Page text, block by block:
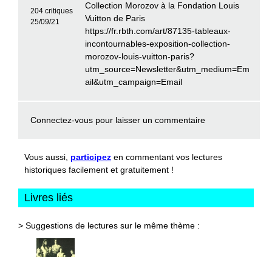
204 critiques
25/09/21
Collection Morozov à la Fondation Louis
Vuitton de Paris
https://fr.rbth.com/art/87135-tableaux-
incontournables-exposition-collection-
morozov-louis-vuitton-paris?
utm_source=Newsletter&utm_medium=Em
ail&utm_campaign=Email
Connectez-vous pour laisser un commentaire
Vous aussi, participez en commentant vos lectures
historiques facilement et gratuitement !
Livres liés
> Suggestions de lectures sur le même thème :